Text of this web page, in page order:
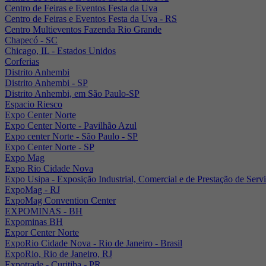
Centro de Feiras e Eventos Festa da Uva
Centro de Feiras e Eventos Festa da Uva - RS
Centro Multieventos Fazenda Rio Grande
Chapecó - SC
Chicago, IL - Estados Unidos
Corferias
Distrito Anhembi
Distrito Anhembi - SP
Distrito Anhembi, em São Paulo-SP
Espacio Riesco
Expo Center Norte
Expo Center Norte - Pavilhão Azul
Expo center Norte - São Paulo - SP
Expo Center Norte - SP
Expo Mag
Expo Rio Cidade Nova
Expo Usipa - Exposição Industrial, Comercial e de Prestação de
ExpoMag - RJ
ExpoMag Convention Center
EXPOMINAS - BH
Expominas BH
Expor Center Norte
ExpoRio Cidade Nova - Rio de Janeiro - Brasil
ExpoRio, Rio de Janeiro, RJ